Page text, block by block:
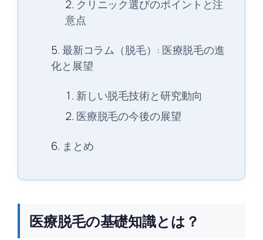
クリニック選びのポイントと注
意点
最新コラム（脱毛）: 医療脱毛の進
化と展望
新しい脱毛技術と研究動向
医療脱毛の今後の展望
まとめ
医療脱毛の基礎知識とは？